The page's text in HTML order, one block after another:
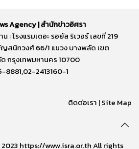
Agency | สำนักข่าวอิศรา
: โรงแรมเดอะ รอยัล ริเวอร์ เลขที่ 219
สนิทวงศ์ 66/1 แขวง บางพลัด เขต
กรุงเทพมหานคร 10700
8881,02-2413160-1
ติดต่อเรา |Site Map
https://www.isra.or.th All rights